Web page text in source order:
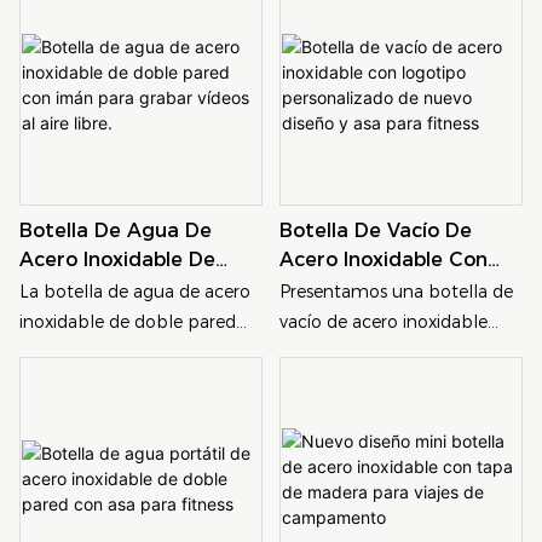
o para la hidratación diaria,
combina durabilidad,
funcionalidad y estilo en un
diseño elegante.
inoxidable de 760 ml.
Equipada con una bola
mezcladora de acero
nutrido y con energía
durante tu rutina de fitness.
de senderismo. Su diseño
aislante mantiene las
bebidas calientes o frías
durante largos periodos,
mantengas fresco en los
senderos.
Botella De Agua De
Acero Inoxidable De
Doble Pared Con Imán
Para Grabar Vídeos Al
La botella de agua de acero
inoxidable de doble pared
con imán es perfecta para
duradero y a prueba de fugas
para mantenerte hidratado
mientras viajas. La función
Botella De Vacío De
Acero Inoxidable Con
Logotipo Personalizado
De Nuevo Diseño Y Asa
Presentamos una botella de
vacío de acero inoxidable
elegante y duradera con un
durante los entrenamientos y
en movimiento.
Personalízalo con tu propio
logotipo para darle un toque